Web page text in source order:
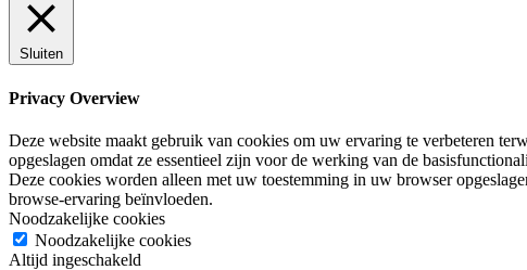
Sluiten
Privacy Overview
Deze website maakt gebruik van cookies om uw ervaring te verbeteren
opgeslagen omdat ze essentieel zijn voor de werking van de
Deze cookies worden alleen met uw toestemming in uw browser
browse-ervaring beïnvloeden.
Noodzakelijke cookies
Noodzakelijke cookies
Altijd ingeschakeld